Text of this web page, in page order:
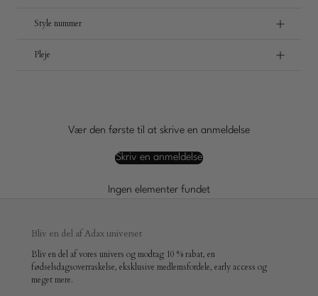
Style nummer
Pleje
Vær den første til at skrive en anmeldelse
Skriv en anmeldelse
Ingen elementer fundet
Bliv en del af Adax universet
Bliv en del af vores univers og modtag 10 % rabat, en
fødselsdagsoverraskelse, eksklusive medlemsfordele, early access og
meget mere.